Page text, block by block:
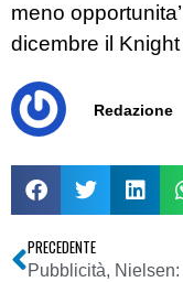
meno
dicembre il
Redazione
PRECEDENTE